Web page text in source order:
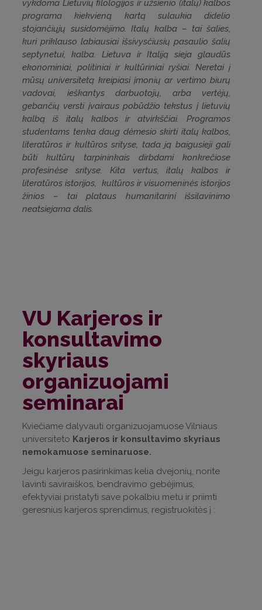
vykdoma Lietuvių filologijos ir užsienio (italų) kalbos
programa kiekvieną kartą sulaukia didelio
stojančiųjų susidomėjimo. Italų kalba – tai šalies,
kuri priklauso labiausiai išsivysčiusių pasaulio šalių
septynetui, kalba. Lietuva ir Italiją sieja glaudūs
ekonominiai, politiniai ir kultūriniai ryšiai. Neretai į
mūsų universitetą kreipiasi įmonių ar vertimo biurų
vadovai, ieškantys darbuotojų, arba vertėjų,
gebančių versti įvairaus pobūdžio tekstus į lietuvių
kalbą iš italų kalbos ir atvirkščiai. Programos
studentams tenka daug dėmesio skirti italų kalbos,
literatūros ir kultūros srityse, tada ją baigusieji gali
būti kultūrų tarpininkais dirbdami konkrečiose
profesinėse srityse. Kita vertus, italų kalbos ir
literatūros istorijos, kultūros ir visuomeninės istorijos
žinios – tai plataus humanitarini išsilavinimo
neatsiejama dalis.
VU Karjeros ir
konsultavimo
skyriaus
organizuojami
seminarai
Kviečiame dalyvauti organizuojamuose Vilniaus
universiteto Karjeros ir konsultavimo skyriaus
nemokamuose seminaruose.
Jeigu karjeros pasirinkimas kelia dvejonių, norite
lavinti saviraiškos, bendravimo gebėjimus,
efektyviai pristatyti save pokalbiu metu ir priimti
geresnius karjeros sprendimus, registruokitės į :